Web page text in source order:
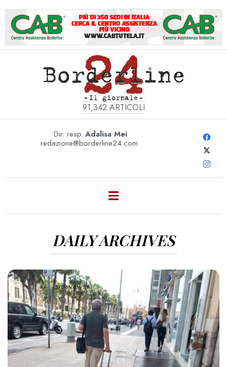
91,342 ARTICOLI
Dir. resp.:Adalisa Mei
redazione@borderline24.com
DAILY ARCHIVES
3789 VIEWS